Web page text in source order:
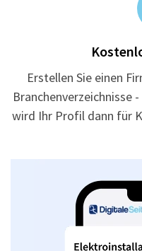
Erstellen Sie einen
Branchenverzeichnisse
wird Ihr Profil dann für